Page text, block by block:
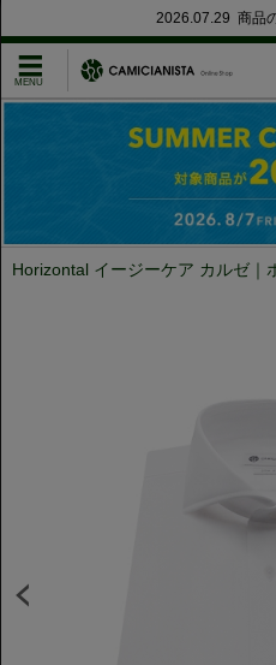
2026.07.29 商品
Horizontal イージーケア カルゼ｜